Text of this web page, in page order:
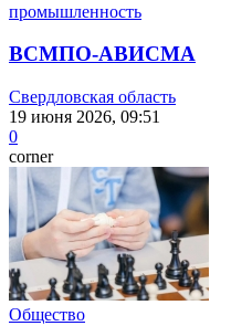
промышленность
ВСМПО-АВИСМА
Свердловская область
19 июня 2026, 09:51
0
corner
Общество